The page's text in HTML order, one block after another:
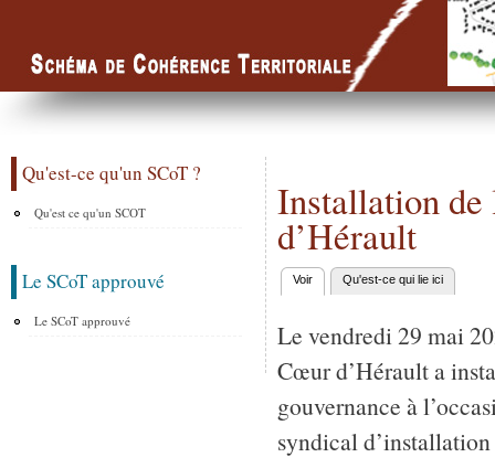
Qu'est-ce qu'un SCoT ?
Qu'est ce qu'un SCOT
Le SCoT approuvé
Le SCoT approuvé
Installation de
d’Hérault
Onglets principaux
Voir (onglet actif)
Qu'est-ce qui lie ici
Le vendredi 29 mai
Cœur d’Hérault a
gouvernance à
syndical